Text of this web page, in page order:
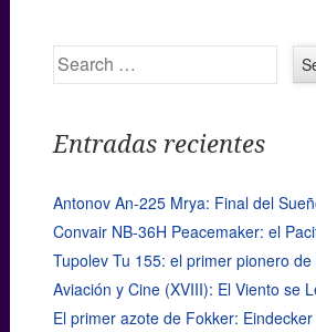
Search
Entradas recientes
Antonov An-225 Mrya: Final del
Convair NB-36H Peacemaker: el
Tupolev Tu 155: el primer pionero
Aviación y Cine (XVIII): El Viento se
El primer azote de Fokker: Eindecker